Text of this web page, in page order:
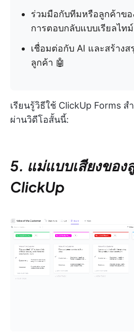
ร่วมมือกับทีมหรือลูกค้าข
การตอบกลับแบบเรียลไทม์
เชื่อมต่อกับ AI และสร้าง
ลูกค้า 🤖
เรียนรู้วิธีใช้ ClickUp Forms
ผ่านวิดีโอสั้นนี้:
5. แม่แบบเสียงของ
ClickUp